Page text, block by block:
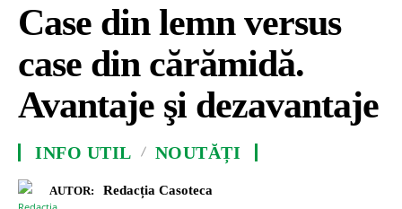
Case din lemn versus
case din cărămidă.
Avantaje şi dezavantaje
INFO UTIL NOUTĂȚI
AUTOR: Redacția Casoteca